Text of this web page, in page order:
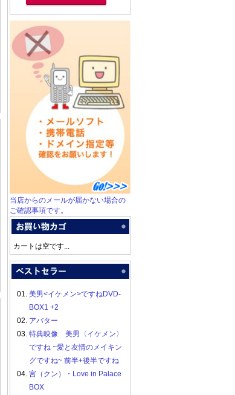
当店からのメールが届かない場合の
ご確認事項です。
カートは空です...
01. 美男<イケメン>ですねDVD-
BOX1 +2
02. アバター
03. 特典映像 美男〈イケメン〉
ですね ~愛と友情のメイキン
グですね~ 前半+後半ですね
04. 宮（クン）・Love in Palace
BOX